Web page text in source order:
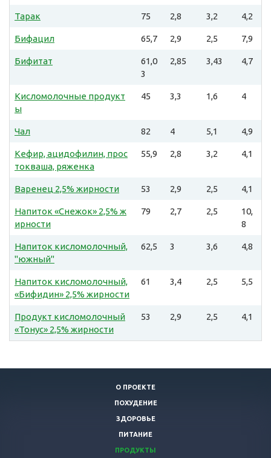
Тарак 75 2,8 3,2 4,2
Бифацил 65,7 2,9 2,5 7,9
Бифитат
61,0
3
2,85 3,43 4,7
Кисломолочные продукт
ы
45 3,3 1,6 4
Чал 82 4 5,1 4,9
Кефир, ацидофилин, прос
токваша, ряженка
55,9 2,8 3,2 4,1
Варенец 2,5% жирности 53 2,9 2,5 4,1
Напиток «Снежок» 2,5% ж
ирности
79 2,7 2,5
10,
8
Напиток кисломолочный,
"южный"
62,5 3 3,6 4,8
Напиток кисломолочный,
«Бифидин» 2,5% жирности
61 3,4 2,5 5,5
Продукт кисломолочный
«Тонус» 2,5% жирности
53 2,9 2,5 4,1
О ПРОЕКТЕ
ПОХУДЕНИЕ
ЗДОРОВЬЕ
ПИТАНИЕ
ПРОДУКТЫ